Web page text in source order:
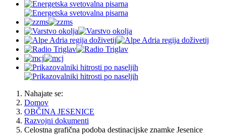
Nahajate se:
Domov
OBČINA JESENICE
Razvojni dokumenti
Celostna grafična podoba destinacijske znamke Jesenice